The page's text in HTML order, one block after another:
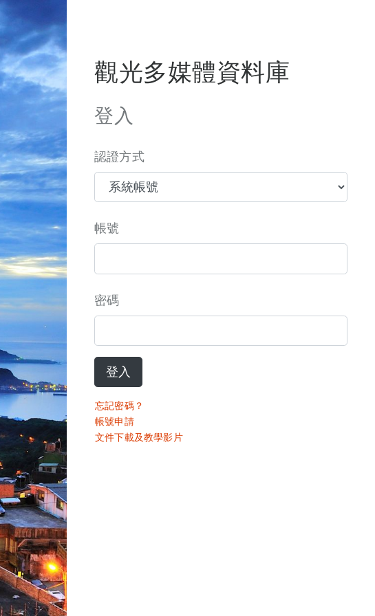
觀光多媒體資料庫
登入
認證方式
帳號
密碼
登入
忘記密碼？
帳號申請
文件下載及教學影片